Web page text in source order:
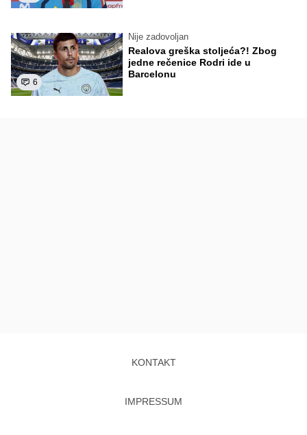
6
Nije zadovoljan
Realova greška stoljeća?! Zbog
jedne rečenice Rodri ide u
Barcelonu
KONTAKT
IMPRESSUM